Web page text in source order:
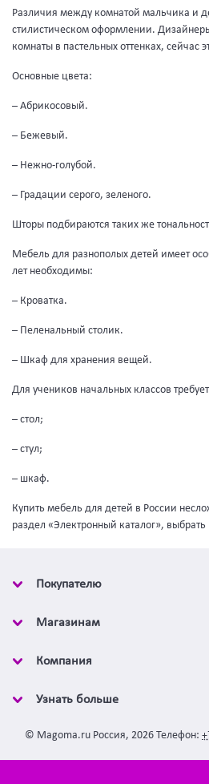
Различия между комнатой мальчика и
стилистическом оформлении.
комнаты в пастельных оттенках, сейчас
Основные цвета:
– Абрикосовый.
– Бежевый.
– Нежно-голубой.
– Градации серого, зеленого.
Шторы подбираются таких же
Мебель для разнополых детей имеет
лет необходимы:
– Кроватка.
– Пеленальный столик.
– Шкаф для хранения вещей.
Для учеников начальных классов
– стол;
– стул;
– шкаф.
Купить мебель для детей в России
раздел «Электронный каталог»,
Покупателю
Магазинам
Компания
Узнать больше
© Magoma.ru Россия, 2026 Телефон: